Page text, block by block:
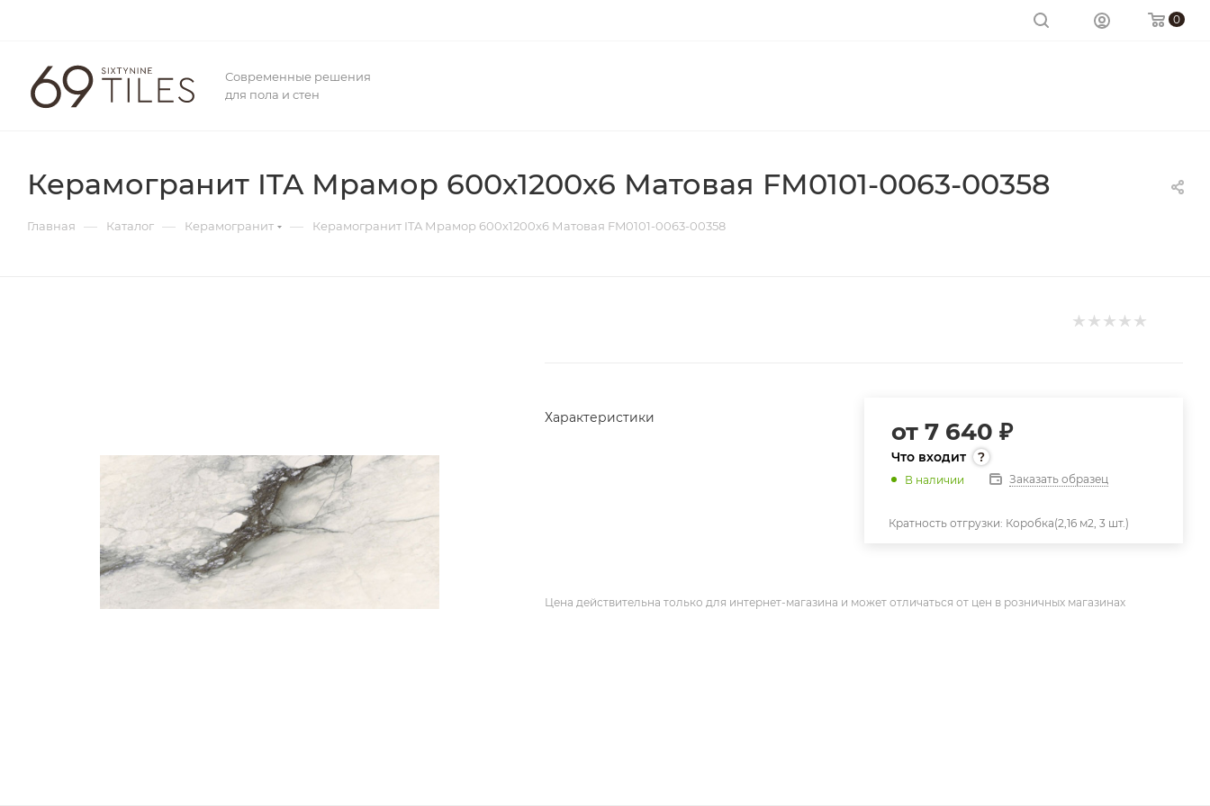
0
Современные решения
для пола и стен
Керамогранит ITA Мрамор 600х1200х6 Матовая FM0101-0063-00358
Главная — Каталог — Керамогранит — Керамогранит ITA Мрамор 600х1200х6 Матовая FM0101-0063-00358
Характеристики от 7 640 ₽
Что входит
В наличии Заказать образец
Кратность отгрузки: Коробка(2,16 м2, 3 шт.)
Цена действительна только для интернет-магазина и может отличаться от цен в розничных магазинах